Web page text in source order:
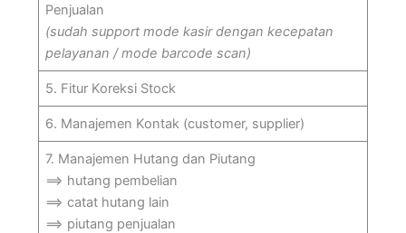
Penjualan
(sudah support mode kasir dengan kecepatan
pelayanan / mode barcode scan)
5. Fitur Koreksi Stock
6. Manajemen Kontak (customer, supplier)
7. Manajemen Hutang dan Piutang
==> hutang pembelian
==> catat hutang lain
==> piutang penjualan